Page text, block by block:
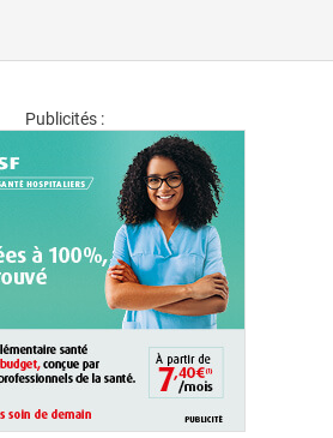
Publicités :